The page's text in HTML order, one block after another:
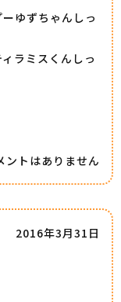
ゆずちゃんしっ
ラミスくんしっ
ントはありません
2016年3月31日